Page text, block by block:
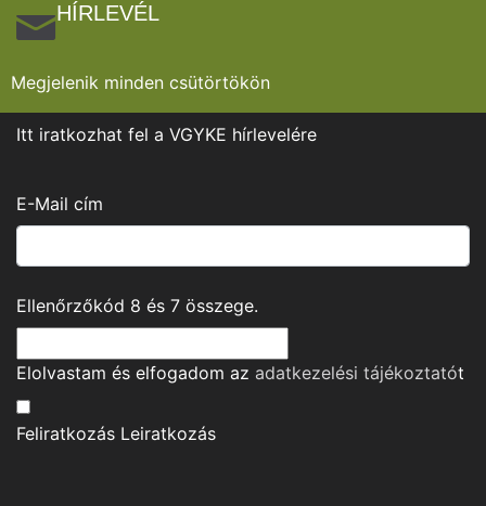
HÍRLEVÉL
Megjelenik minden csütörtökön
Itt iratkozhat fel a VGYKE hírlevelére
E-Mail cím
Ellenőrzőkód 8 és 7 összege.
Elolvastam és elfogadom az adatkezelési tájékoztatót
Feliratkozás Leiratkozás